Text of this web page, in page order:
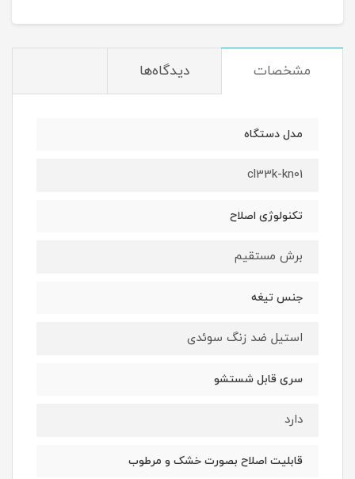
مشخصات دیدگاه‌ها
مدل دستگاه
cl33k-kn01
تکنولوژی اصلاح
برش مستقیم
جنس تیغه
استیل ضد زنگ سوئدی
سری قابل شستشو
دارد
قابلیت اصلاح بصورت خشک و مرطوب